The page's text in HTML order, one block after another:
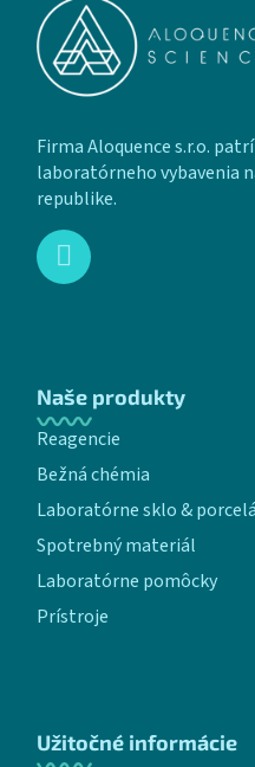
Firma Aloquence s.r.o.
laboratórneho vybavenia
republike.
Naše produkty
Reagencie
Bežná chémia
Laboratórne sklo &
Spotrebný materiál
Laboratórne pomôcky
Prístroje
Užitočné informácie